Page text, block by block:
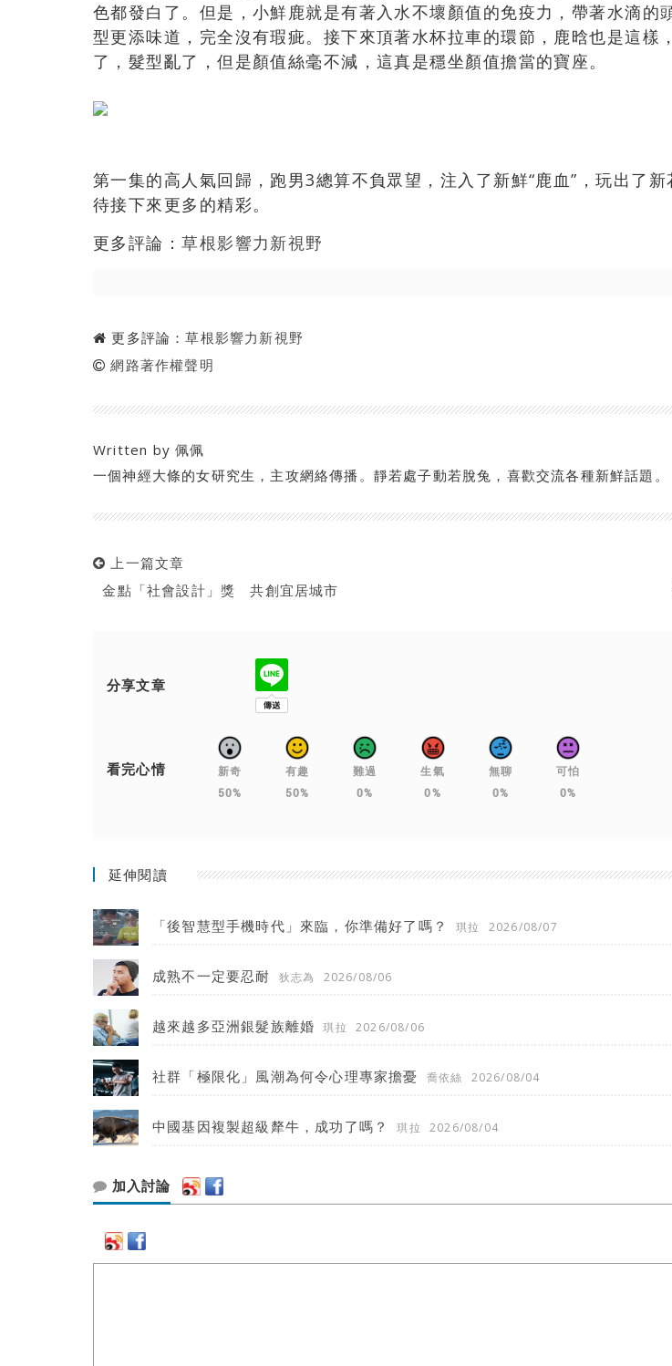
色都發白了。但是，小鮮鹿就是有著入水不壞顏值的免疫力，帶著水滴的
型更添味道，完全沒有瑕疵。接下來頂著水杯拉車的環節，鹿晗也是這樣
了，髮型亂了，但是顏值絲毫不減，這真是穩坐顏值擔當的寶座。
第一集的高人氣回歸，跑男3總算不負眾望，注入了新鮮“鹿血”，玩出了新
待接下來更多的精彩。
更多評論：草根影響力新視野
更多評論：草根影響力新視野
網路著作權聲明
Written by佩佩
一個神經大條的女研究生，主攻網絡傳播。靜若處子動若脫兔，喜歡交流各種新鮮話題。
上一篇文章
金點「社會設計」獎 共創宜居城市
分享文章
看完心情
新奇
50%
有趣
50%
難過
0%
生氣
0%
無聊
0%
可怕
0%
延伸閱讀
「後智慧型手機時代」來臨，你準備好了嗎？ 琪拉 2026/08/07
成熟不一定要忍耐 狄志為 2026/08/06
越來越多亞洲銀髮族離婚 琪拉 2026/08/06
社群「極限化」風潮為何令心理專家擔憂 喬依絲 2026/08/04
中國基因複製超級犛牛，成功了嗎？ 琪拉 2026/08/04
加入討論